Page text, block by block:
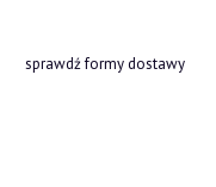
płatności
sprawdź formy dostawy